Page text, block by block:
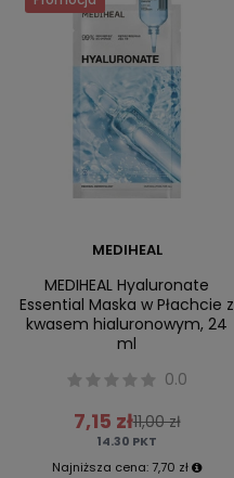
MEDIHEAL
MEDIHEAL Hyaluronate
Essential Maska w Płachcie z
kwasem hialuronowym, 24
ml
0.0
7,15 zł11,00 zł
14.30 PKT
Najniższa cena: 7,70 zł